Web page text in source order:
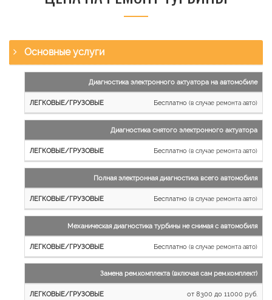
Основные услуги
работы
Легковые
и
Грузовые
автомобили
Диагностика электронного актуатора на автомобиле
Бесплатно (в случае ремонта авто)
Диагностика снятого электронного актуатора
Бесплатно (в случае ремонта авто)
Полная электронная диагностика всего автомобиля
Бесплатно (в случае ремонта авто)
Механическая диагностика турбины не снимая с автомобиля
Бесплатно (в случае ремонта авто)
Замена рем.комплекта (включая сам рем.комплект)
от 8300 до 11000 руб.